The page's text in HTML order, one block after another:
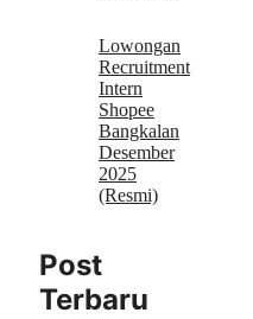
Lowongan
Recruitment
Intern
Shopee
Bangkalan
Desember
2025
(Resmi)
Post
Terbaru